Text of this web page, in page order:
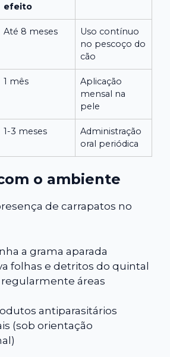
efeito
Até 8 meses
Uso contínuo
no pescoço do
cão
1 mês
Aplicação
mensal na
pele
1-3 meses
Administração
oral periódica
o ambiente
de carrapatos no
a grama aparada
folhas e detritos do quintal
áreas
antiparasitários
(sob orientação